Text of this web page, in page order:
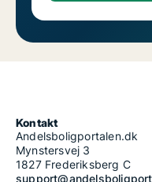
Kontakt
Andelsboligportalen.dk
Mynstersvej 3
1827 Frederiksberg C